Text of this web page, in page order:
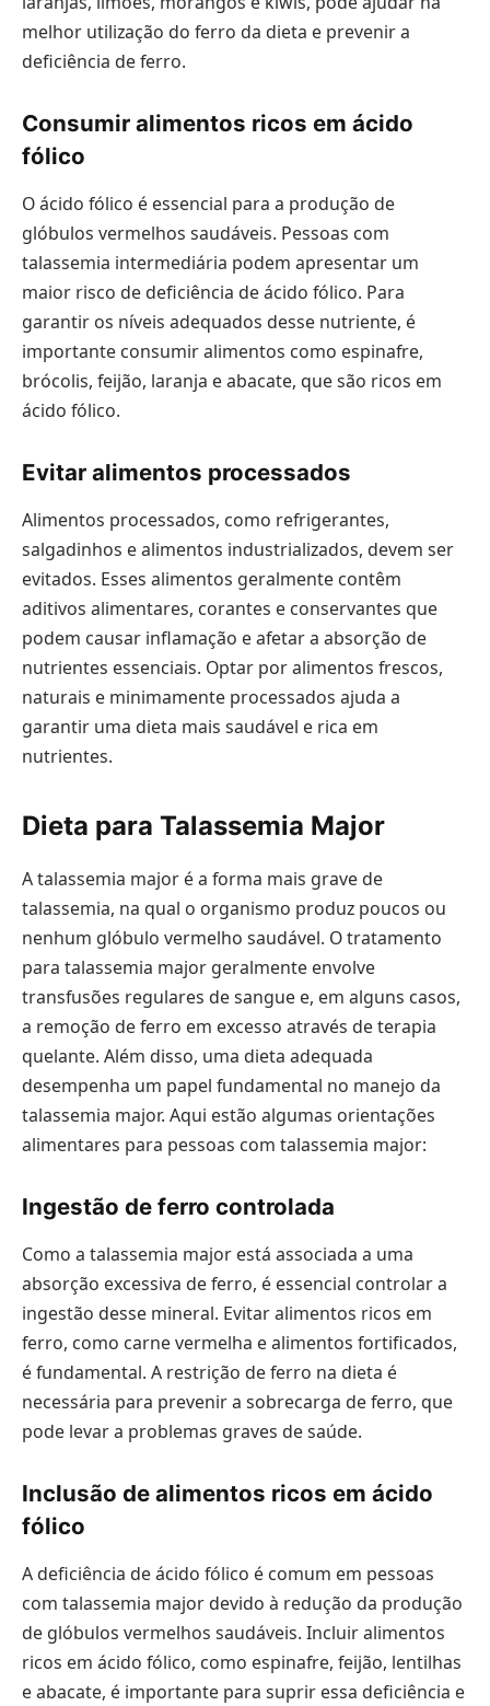
melhor utilização do ferro da dieta e prevenir a
deficiência de ferro.
Consumir alimentos ricos em ácido
fólico
O ácido fólico é essencial para a produção de
glóbulos vermelhos saudáveis. Pessoas com
talassemia intermediária podem apresentar um
maior risco de deficiência de ácido fólico. Para
garantir os níveis adequados desse nutriente, é
importante consumir alimentos como espinafre,
brócolis, feijão, laranja e abacate, que são ricos em
ácido fólico.
Evitar alimentos processados
Alimentos processados, como refrigerantes,
salgadinhos e alimentos industrializados, devem ser
evitados. Esses alimentos geralmente contêm
aditivos alimentares, corantes e conservantes que
podem causar inflamação e afetar a absorção de
nutrientes essenciais. Optar por alimentos frescos,
naturais e minimamente processados ajuda a
garantir uma dieta mais saudável e rica em
nutrientes.
Dieta para Talassemia Major
A talassemia major é a forma mais grave de
talassemia, na qual o organismo produz poucos ou
nenhum glóbulo vermelho saudável. O tratamento
para talassemia major geralmente envolve
transfusões regulares de sangue e, em alguns casos,
a remoção de ferro em excesso através de terapia
quelante. Além disso, uma dieta adequada
desempenha um papel fundamental no manejo da
talassemia major. Aqui estão algumas orientações
alimentares para pessoas com talassemia major:
Ingestão de ferro controlada
Como a talassemia major está associada a uma
absorção excessiva de ferro, é essencial controlar a
ingestão desse mineral. Evitar alimentos ricos em
ferro, como carne vermelha e alimentos fortificados,
é fundamental. A restrição de ferro na dieta é
necessária para prevenir a sobrecarga de ferro, que
pode levar a problemas graves de saúde.
Inclusão de alimentos ricos em ácido
fólico
A deficiência de ácido fólico é comum em pessoas
com talassemia major devido à redução da produção
de glóbulos vermelhos saudáveis. Incluir alimentos
ricos em ácido fólico, como espinafre, feijão, lentilhas
e abacate, é importante para suprir essa deficiência e